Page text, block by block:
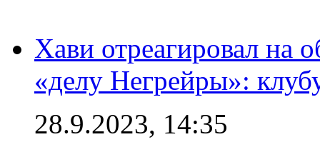
Хави отреагировал на
«делу Негрейры»:
28.9.2023, 14:35